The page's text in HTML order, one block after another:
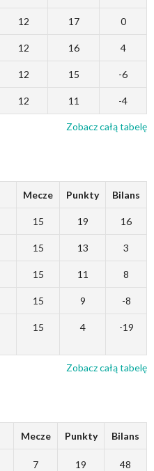
12 17 0
12 16 4
12 15 -6
12 11 -4
Zobacz całą tabelę
Mecze Punkty Bilans
15 19 16
15 13 3
15 11 8
15 9 -8
15 4 -19
Zobacz całą tabelę
Mecze Punkty Bilans
7 19 48